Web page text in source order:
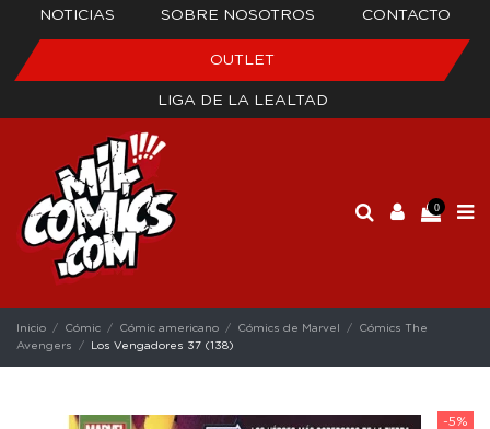
NOTICIAS SOBRE NOSOTROS CONTACTO
OUTLET
LIGA DE LA LEALTAD
0
Inicio Cómic Cómic americano Cómics de Marvel
Cómics The
Avengers
Los Vengadores 37 (138)
-5%